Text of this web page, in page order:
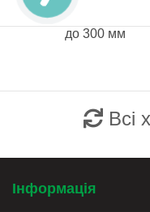
до 300 мм
Всі
Інформація